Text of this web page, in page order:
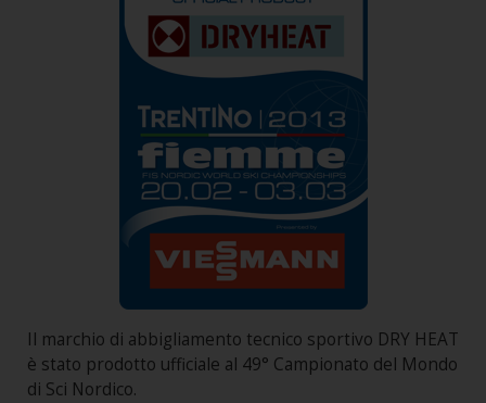
Il marchio di abbigliamento tecnico sportivo DRY HEAT
è stato prodotto ufficiale al 49° Campionato del Mondo
di Sci Nordico.